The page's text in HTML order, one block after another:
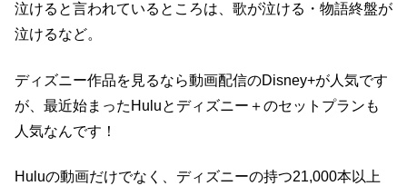
泣けると言われているところは、歌が泣ける・物語終盤が
泣けるなど。
ディズニー作品を見るなら動画配信のDisney+が人気です
が、最近始まったHuluとディズニー＋のセットプランも
人気なんです！
Huluの動画だけでなく、ディズニーの持つ21,000本以上